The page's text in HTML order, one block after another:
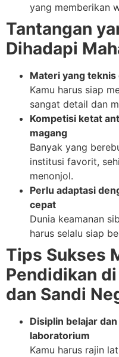
yang memberikan
Tantangan
Dihadapi
Materi yang
Kamu harus siap
sangat detail dan
Kompetisi ketat
magang
Banyak yang
institusi favorit,
menonjol.
Perlu adaptasi
cepat
Dunia keamanan
harus selalu siap
Tips Sukses
Pendidikan
dan Sandi
Disiplin belajar
laboratorium
Kamu harus rajin